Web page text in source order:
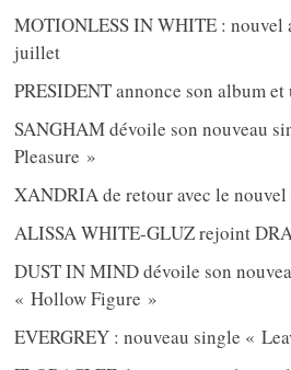
MOTIONLESS IN WHITE : nouvel
juillet
PRESIDENT annonce son album et
SANGHAM dévoile son nouveau
Pleasure »
XANDRIA de retour avec le
ALISSA WHITE-GLUZ rejoint
DUST IN MIND dévoile son
« Hollow Figure »
EVERGREY : nouveau single «